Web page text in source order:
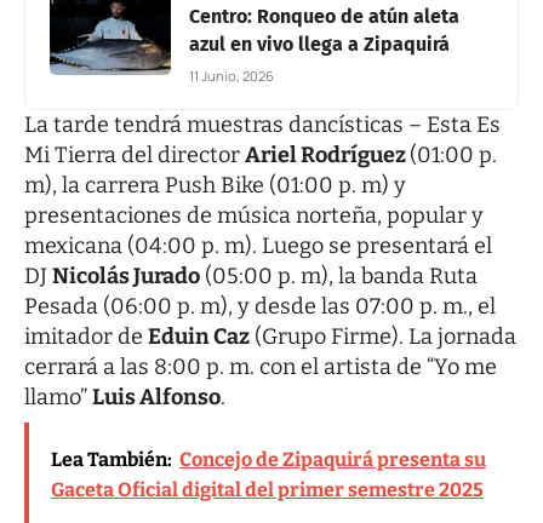
Centro: Ronqueo de atún aleta
azul en vivo llega a Zipaquirá
11 Junio, 2026
La tarde tendrá muestras dancísticas – Esta Es
Mi Tierra del directorAriel Rodríguez(01:00 p.
m), la carrera Push Bike (01:00 p. m) y
presentaciones de música norteña, popular y
mexicana (04:00 p. m). Luego se presentará el
DJNicolás Jurado (05:00 p. m), la banda Ruta
Pesada (06:00 p. m), y desde las 07:00 p. m., el
imitador de Eduin Caz (Grupo Firme). La jornada
cerrará a las 8:00 p. m. con el artista de “Yo me
llamo”Luis Alfonso.
Lea También: Concejo de Zipaquirá presenta su
Gaceta Oficial digital del primer semestre 2025